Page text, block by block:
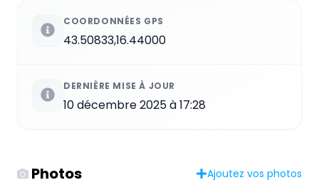
COORDONNÉES GPS
43.50833,16.44000
DERNIÈRE MISE À JOUR
10 décembre 2025 à 17:28
Photos Ajoutez vos photos